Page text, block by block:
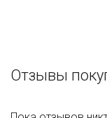
Отзывы